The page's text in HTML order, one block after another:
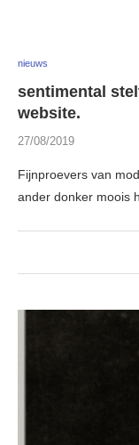
nieuws
sentimental
website.
27/08/2019
Fijnproevers van
ander donker moois